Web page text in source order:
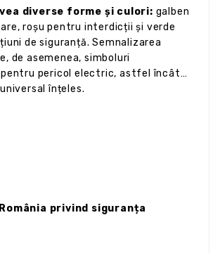
diverse forme și culori: galben
roșu pentru interdicții și verde
de siguranță. Semnalizarea
de asemenea, simboluri
pericol electric, astfel încât
înțeles.
privind siguranța